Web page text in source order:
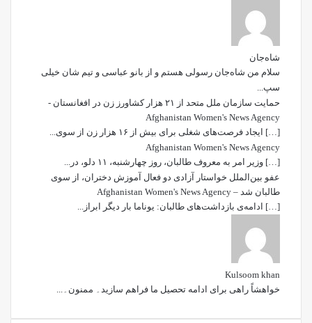
شاه‌جان
سلام من شاه‌جان رسولی هستم و از بانو عباسی و تیم شان خیلی
سپ...
حمایت سازمان ملل متحد از ۲۱ هزار کشاورز زن در افغانستان -
Afghanistan Women's News Agency
[…] ایجاد فرصت‌های شغلی برای بیش از ۱۶ هزار زن از سوی...
Afghanistan Women's News Agency
[…] وزیر امر به معروف طالبان، روز چهارشنبه، ۱۱ دلو، در...
عفو بین‌الملل خواستار آزادی دو فعال آموزش دختران، از سوی
طالبان شد – Afghanistan Women's News Agency
[…] ادامه‌ی بازداشت‌های طالبان: یوناما بار دیگر ابراز...
Kulsoom khan
خواھشاً راھی برای ادامه تحصیل ما فراھم سازید۔ ممنون۔...